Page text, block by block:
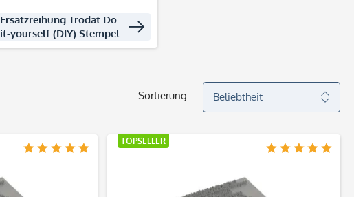
Ersatzreihung Trodat Do-
it-yourself (DIY) Stempel
Sortierung:
TOPSELLER